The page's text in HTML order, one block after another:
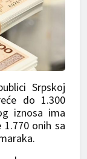
Srpskoj
do 1.300
iznosa ima
onih sa